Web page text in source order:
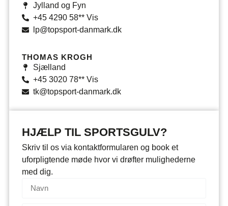
Jylland og Fyn
+45 4290 58** Vis
lp@topsport-danmark.dk
THOMAS KROGH
Sjælland
+45 3020 78** Vis
tk@topsport-danmark.dk
HJÆLP TIL SPORTSGULV?
Skriv til os via kontaktformularen og book et
uforpligtende møde hvor vi drøfter mulighederne
med dig.